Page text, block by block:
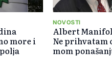
more i
NOVOSTI
Albert
Ne prihvatam
mom